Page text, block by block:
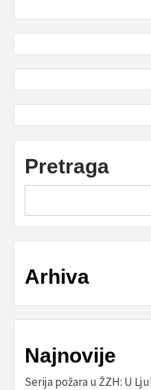
Pretraga
Arhiva
Najnovije
Serija požara u ŽZH: U